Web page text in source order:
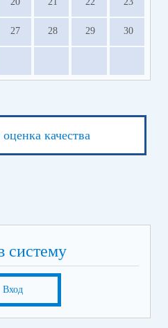
27 28 29 30
качества
систему
Вход